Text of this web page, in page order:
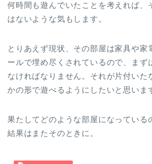
何時間も遊んでいたことを考えれば、
はないような気もします。
とりあえず現状、その部屋は家具や家
ールで埋め尽くされているので、まず
なければなりません。それが片付いた
かの形で遊べるようにしたいと思いま
果たしてどのような部屋になっている
結果はまたそのときに。